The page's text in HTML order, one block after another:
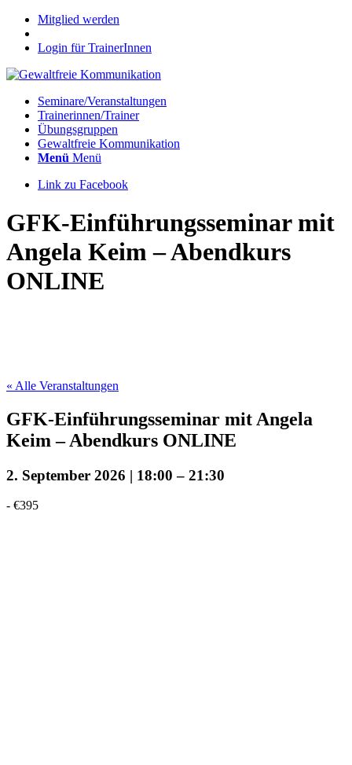
Mitglied werden
Login für TrainerInnen
Seminare/Veranstaltungen
Trainerinnen/Trainer
Übungsgruppen
Gewaltfreie Kommunikation
Menü Menü
Link zu Facebook
GFK-Einführungsseminar mit
Angela Keim – Abendkurs
ONLINE
« Alle Veranstaltungen
GFK-Einführungsseminar mit Angela
Keim – Abendkurs ONLINE
2. September 2026 | 18:00 – 21:30
- €395